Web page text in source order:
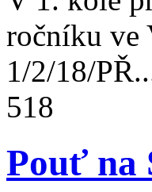
ročníku ve
1/2/18/
518
Pouť na